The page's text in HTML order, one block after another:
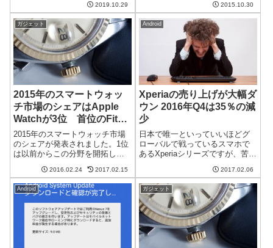
AirTagはこういったものにつけて
おくことで無くした時に簡単に
見つけることができるようにな
るガジェットです。タグの形を
し...
2019.10.29
ている補償プログラムですが、
MIYABI向けはどのようなもので
しょうか？PREMIUM 2年補償
2015.10.30
ガジェット
2015年のスマートウォッ
チ市場のシェアはApple
Watchが3位 首位のFitbit
は新製品のBlazeで地位を
保てるか？
2015年のスマートウォッチ市場
のシェアが発表されました。1位
は以前からこの分野を開拓して
リースしたアップルは2位にとど
まっています。しかし、急成長
を続ける分野ですので、今後の
ランキングについて...
2016.02.24 2017.02.15
Android
Xperiaの売り上げが大幅ダ
ウン 2016年Q4は35％の減
少
日本で唯一といっていいほどグ
ローバルで戦っているスマホで
あるXperiaシリーズですが、苦境
第4四半期の売り上げ台数は2015
年と比べて35％も減少したそう
です。2016年第4四半期の出荷台
数は510万台An...
2017.02.06
Android ガジェット